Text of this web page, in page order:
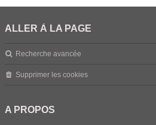
ALLER À LA PAGE
Recherche avancée
Supprimer les cookies
A PROPOS